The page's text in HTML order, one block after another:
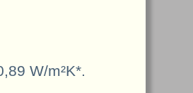
W/m²K*.